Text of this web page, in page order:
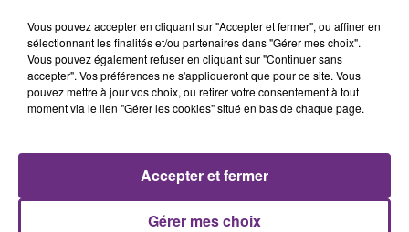
14h39
L'INSPECTION DU TRAVAIL RAPPELLE À
L'ORDRE SUR LES CONDITIONS DE...
s'est avéré être plus précoce que prévu,
l'inspection du Travail en profite pour rappeler
les conditions de...
Vous pouvez accepter en cliquant sur "Accepter et fermer", ou affiner en
sélectionnant les finalités et/ou partenaires dans "Gérer mes choix".
Vous pouvez également refuser en cliquant sur "Continuer sans
accepter". Vos préférences ne s'appliqueront que pour ce site. Vous
pouvez mettre à jour vos choix, ou retirer votre consentement à tout
moment via le lien "Gérer les cookies" situé en bas de chaque page.
Gérer mes choix
Accepter et fermer